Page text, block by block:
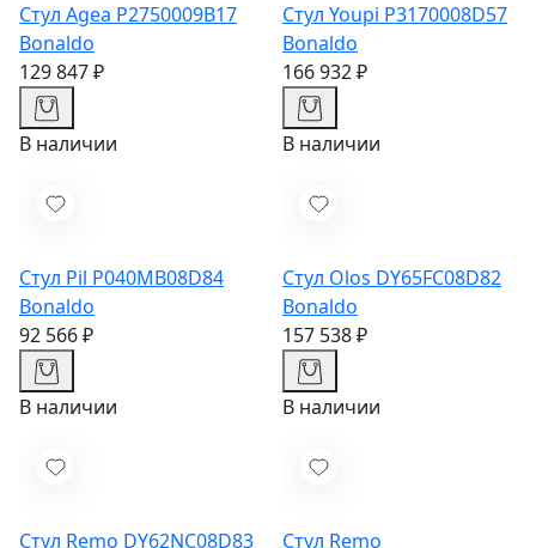
Стул Agea P2750009B17
Bonaldo
129 847 ₽
Стул Youpi P3170008D57
Bonaldo
166 932 ₽
В наличии
Стул Pil P040MB08D84
Bonaldo
92 566 ₽
В наличии
Стул Olos DY65FC08D82
Bonaldo
157 538 ₽
В наличии
Стул Remo DY62NC08D83
В наличии
Стул Remo